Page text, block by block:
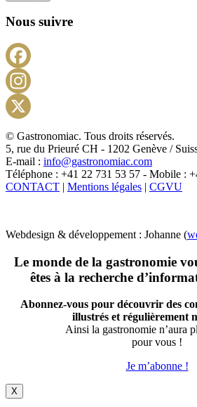
Nous suivre
X
© Gastronomiac. Tous droits réservés.
5, rue du Prieuré CH - 1202 Genève /
E-mail : info@gastronomiac.com
Téléphone : +41 22 731 53 57 - Mobile :
CONTACT | Mentions légales | CGVU
Webdesign & développement : Johanne (
Le monde de la gastronomie
êtes à la recherche
Abonnez-vous pour découvrir des
illustrés et régulièrement
Ainsi la gastronomie n’aura
pour vous !
Je m’abonne !
X